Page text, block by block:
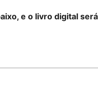
e o livro digital